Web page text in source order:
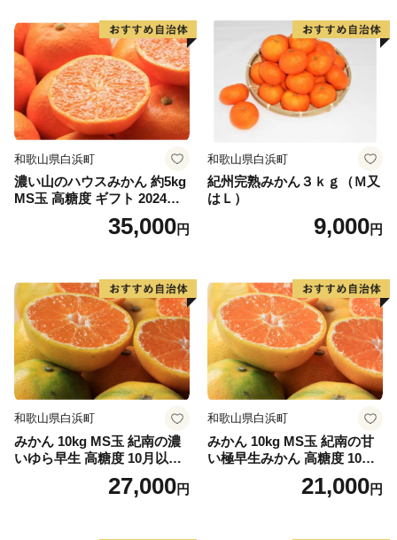
和歌山県白浜町
濃い山のハウスみかん 約5kg
MS玉 高糖度 ギフト 2024年7
35,000円
和歌山県白浜町
紀州完熟みかん３ｋｇ（Ｍ又
はＬ）
9,000円
和歌山県白浜町
みかん 10kg MS玉 紀南の濃
いゆら早生 高糖度 10月以降
発送 マルチ被覆栽培27,000円
和歌山県白浜町
みかん 10kg MS玉 紀南の甘
い極早生みかん 高糖度 10月
以降発送 マルチ被覆栽培
21,000円